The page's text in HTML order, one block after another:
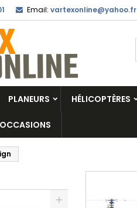
Email: vartexonline@yahoo.fr
PLANEURS HÉLICOPTÈRES
OCCASIONS